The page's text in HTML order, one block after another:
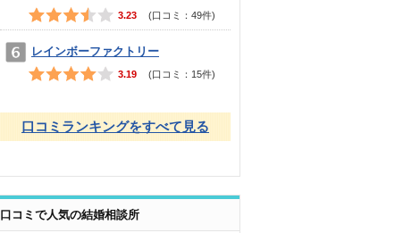
3.23 (口コミ： 49件)
レインボーファクトリー
3.19 (口コミ： 15件)
口コミランキングをすべて見る
口コミで人気の結婚相談所